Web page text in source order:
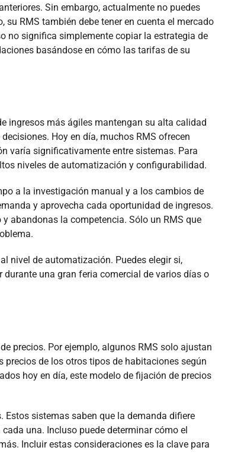
Sin embargo, actualmente no puedes
RMS también debe tener en cuenta el mercado
no significa simplemente copiar la estrategia de
basándose en cómo las tarifas de su
ingresos más ágiles mantengan su alta calidad
Hoy en día, muchos RMS ofrecen
varía significativamente entre sistemas. Para
niveles de automatización y configurabilidad.
a la investigación manual y a los cambios de
y aprovecha cada oportunidad de ingresos.
abandonas la competencia. Sólo un RMS que
nivel de automatización. Puedes elegir si,
una gran feria comercial de varios días o
precios. Por ejemplo, algunos RMS solo ajustan
de los otros tipos de habitaciones según
hoy en día, este modelo de fijación de precios
Estos sistemas saben que la demanda difiere
una. Incluso puede determinar cómo el
Incluir estas consideraciones es la clave para